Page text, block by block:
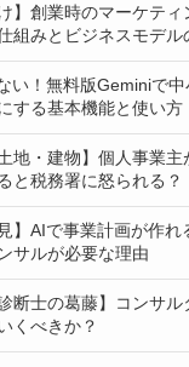
】創業時のマーケティ
組みとビジネスモデル
い！無料版Geminiで
する基本機能と使い方
地・建物】個人事業主
と税務署に怒られる？
】AIで事業計画が作れ
サルが必要な理由
断士の葛藤】コンサル
くべきか？